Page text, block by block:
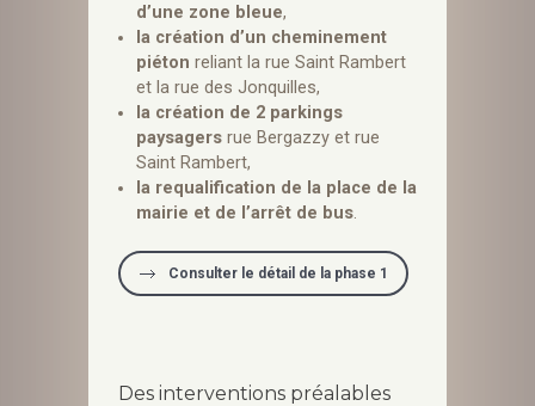
d’une zone bleue,
la création d’un cheminement
piéton reliant la rue Saint Rambert
et la rue des Jonquilles,
la création de 2 parkings
paysagers rue Bergazzy et rue
Saint Rambert,
la requalification de la place de la
mairie et de l’arrêt de bus.
Consulter le détail de la phase 1
Des interventions préalables